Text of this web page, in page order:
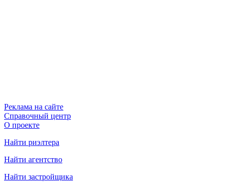
Реклама на сайте
Справочный центр
О проекте
Найти риэлтера
Найти агентство
Найти застройщика